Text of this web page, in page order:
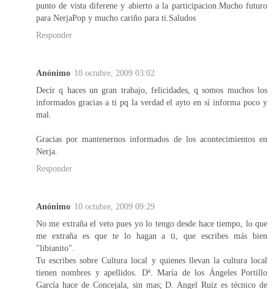
punto de vista diferene y abierto a la participacion.Mucho futuro
para NerjaPop y mucho cariño para ti.Saludos
Responder
Anónimo 10 octubre, 2009 03:02
Decir q haces un gran trabajo, felicidades, q somos muchos los
informados gracias a ti pq la verdad el ayto en sí informa poco y
mal.
Gracias por mantenernos informados de los acontecimientos en
Nerja.
Responder
Anónimo 10 octubre, 2009 09:29
No me extraña el veto pues yo lo tengo desde hace tiempo, lo que
me extraña es que te lo hagan a ti, que escribes más bien
"libianito".
Tu escribes sobre Cultura local y quienes llevan la cultura local
tienen nombres y apellidos. Dª. María de los Ángeles Portillo
García hace de Concejala, sin mas; D. Angel Ruiz es técnico de